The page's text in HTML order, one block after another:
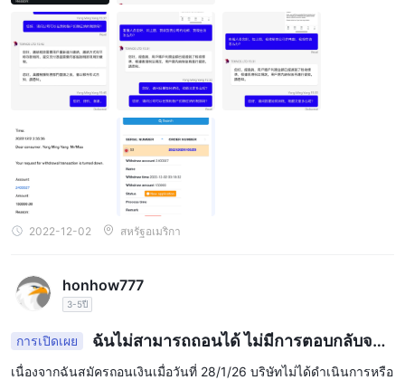
2022-12-02 สหรัฐอเมริกา
honhow777
3-5ปี
การเปิดเผย
ฉันไม่สามารถถอนได้ ไม่มีการตอบกลับจาก
บริษัท
เนื่องจากฉันสมัครถอนเงินเมื่อวันที่ 28/1/26 บริษัทไม่ได้ดำเนินการหรือ